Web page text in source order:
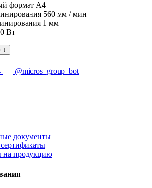
формат А4
560 мм / мин
1 мм
Вт
↓
@micros_group_bot
документы
на продукцию